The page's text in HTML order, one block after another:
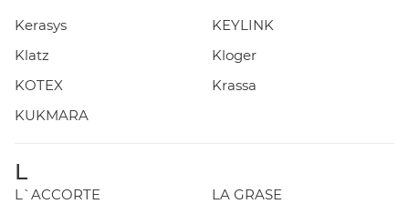
Kerasys
KEYLINK
Klatz
Kloger
KOTEX
Krassa
KUKMARA
L
L`ACCORTE
LA GRASE